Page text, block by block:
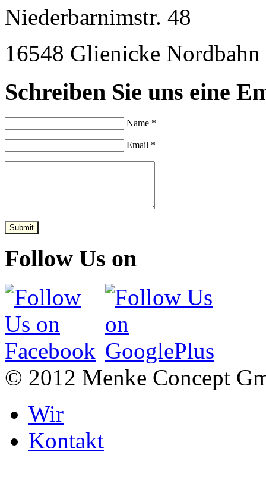
Niederbarnimstr. 48
16548 Glienicke Nordbahn
Schreiben Sie uns eine
Name *
Email *
Submit
Follow Us on
© 2012 Menke Concept
Wir
Kontakt